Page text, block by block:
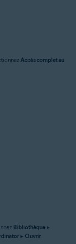
Accès complet au
Bibliothèque ▸
▸ Ouvrir